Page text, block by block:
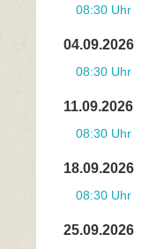
08:30 Uhr
04.09.2026
08:30 Uhr
11.09.2026
08:30 Uhr
18.09.2026
08:30 Uhr
25.09.2026